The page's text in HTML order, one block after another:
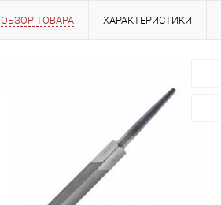
ОБЗОР ТОВАРА ХАРАКТЕРИСТИКИ